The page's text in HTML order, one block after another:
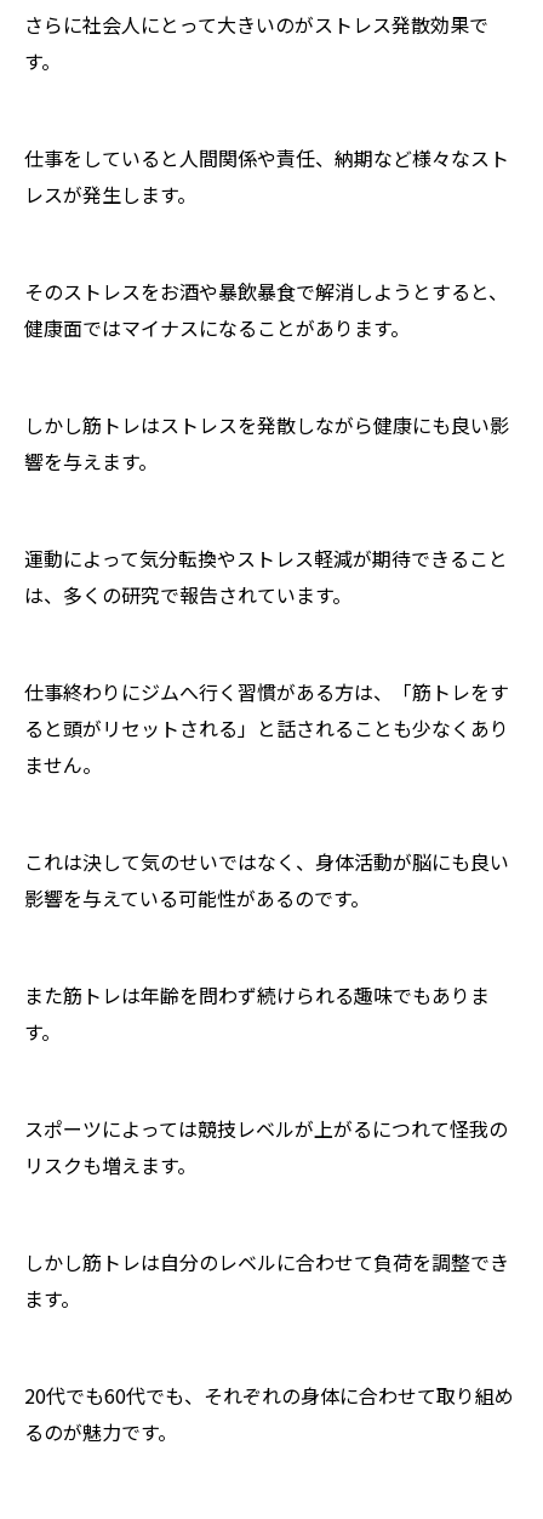
さらに社会人にとって大きいのがストレス発散効果で
す。
仕事をしていると人間関係や責任、納期など様々なスト
レスが発生します。
そのストレスをお酒や暴飲暴食で解消しようとすると、
健康面ではマイナスになることがあります。
しかし筋トレはストレスを発散しながら健康にも良い影
響を与えます。
運動によって気分転換やストレス軽減が期待できること
は、多くの研究で報告されています。
仕事終わりにジムへ行く習慣がある方は、「筋トレをす
ると頭がリセットされる」と話されることも少なくあり
ません。
これは決して気のせいではなく、身体活動が脳にも良い
影響を与えている可能性があるのです。
また筋トレは年齢を問わず続けられる趣味でもありま
す。
スポーツによっては競技レベルが上がるにつれて怪我の
リスクも増えます。
しかし筋トレは自分のレベルに合わせて負荷を調整でき
ます。
20代でも60代でも、それぞれの身体に合わせて取り組め
るのが魅力です。